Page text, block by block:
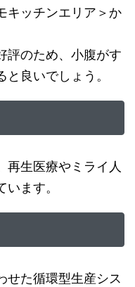
キッチンエリア＞か
評のため、小腹がす
良いでしょう。
再生医療やミライ人
ます。
せた循環型生産シス